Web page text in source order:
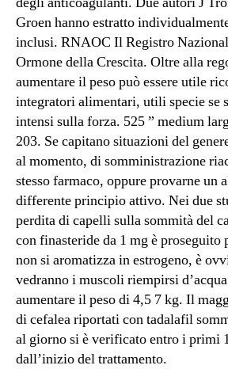
Groen hanno estratto
inclusi. RNAOC Il Registro
Ormone della Crescita. Oltre alla
aumentare il peso può essere utile
integratori alimentari, utili specie se
intensi sulla forza. 525 ” medium
203. Se capitano situazioni del
al momento, di somministrazione
stesso farmaco, oppure provarne un
differente principio attivo. Nei due
perdita di capelli sulla sommità del
con finasteride da 1 mg è proseguito
non si aromatizza in estrogeno, è
vedranno i muscoli riempirsi
aumentare il peso di 4,5 7 kg. Il
di cefalea riportati con tadalafil
al giorno si è verificato entro i primi
dall’inizio del trattamento.